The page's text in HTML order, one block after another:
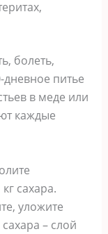
болеть,
дневное питье
в меде или
каждые
сахара.
уложите
– слой